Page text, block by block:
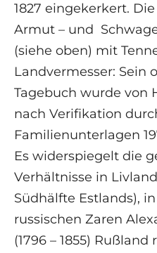
1827 eingekerkert.
Armut – und
(siehe oben) mit
Landvermesser: Sein
Tagebuch wurde von
nach Verifikation
Familienunterlagen
Es widerspiegelt die
Verhältnisse in
Südhälfte Estlands),
russischen Zaren
(1796 – 1855)